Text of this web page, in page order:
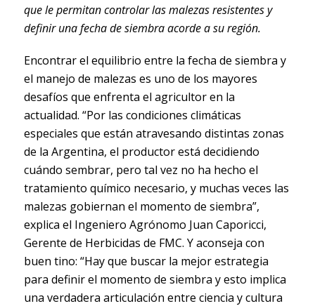
que le permitan controlar las malezas resistentes y
definir una fecha de siembra acorde a su región.
Encontrar el equilibrio entre la fecha de siembra y
el manejo de malezas es uno de los mayores
desafíos que enfrenta el agricultor en la
actualidad. “Por las condiciones climáticas
especiales que están atravesando distintas zonas
de la Argentina, el productor está decidiendo
cuándo sembrar, pero tal vez no ha hecho el
tratamiento químico necesario, y muchas veces las
malezas gobiernan el momento de siembra”,
explica el Ingeniero Agrónomo Juan Caporicci,
Gerente de Herbicidas de FMC. Y aconseja con
buen tino: “Hay que buscar la mejor estrategia
para definir el momento de siembra y esto implica
una verdadera articulación entre ciencia y cultura